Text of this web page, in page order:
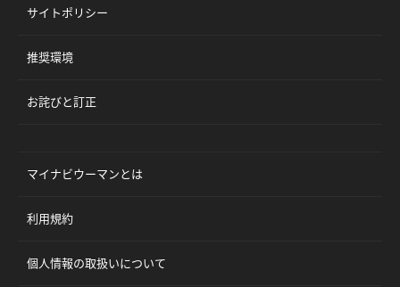
サイトポリシー
推奨環境
お詫びと訂正
マイナビウーマンとは
利用規約
個人情報の取扱いについて